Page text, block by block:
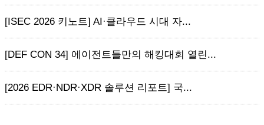
[ISEC 2026 키노트] AI·클라우드 시대 자...
[DEF CON 34] 에이전트들만의 해킹대회 열린...
[2026 EDR·NDR·XDR 솔루션 리포트] 국...